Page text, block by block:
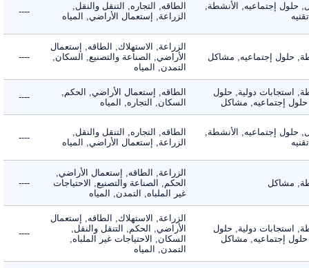
إجتماعيه, الأنشطة,
الطاقه, التجاره, التنقل والنقل,
الزراعة, إستعمال الأراضي, المياه
----
حلول إجتماعيه, مشاكل
الزراعة, الاستهلاك, الطاقه, إستعمال
الأراضي, الصناعة والتصنيع, السكان,
التمدن, المياه
----
استجابات دولية, حلول
إجتماعيه, مشاكل
الطاقه, إستعمال الأراضي, الحكم,
السكان, التجاره, المياه
----
إجتماعيه, الأنشطة,
الطاقه, التجاره, التنقل والنقل,
الزراعة, إستعمال الأراضي, المياه
----
مشاكل
الزراعة, الطاقه, إستعمال الأراضي,
الحكم, الصناعة والتصنيع, الاحتياجات
غير الملباه, التمدن, المياه
----
استجابات دولية, حلول
إجتماعيه, مشاكل
الزراعة, الاستهلاك, الطاقه, إستعمال
الأراضي, الحكم, التنقل والنقل,
السكان, الاحتياجات غير الملباه,
التمدن, المياه
----